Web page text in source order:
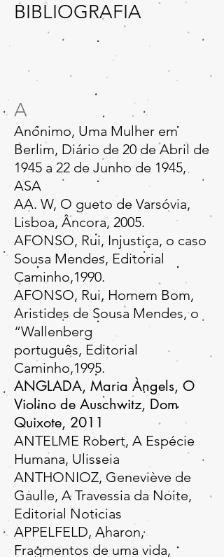
BIBLIOGRAFIA
A
Anónimo, Uma Mulher em
Berlim, Diário de 20 de Abril de
1945 a 22 de Junho de 1945,
ASA
AA. W, O gueto de Varsóvia,
Lisboa, Âncora, 2005.
AFONSO, Rui, Injustiça, o caso
Sousa Mendes, Editorial
Caminho,1990.
AFONSO, Rui, Homem Bom,
Aristides de Sousa Mendes, o
“Wallenberg
português, Editorial
Caminho,1995.
ANGLADA, Maria Àngels, O
Violino de Auschwitz, Dom
Quixote, 2011
ANTELME Robert, A Espécie
Humana, Ulisseia
ANTHONIOZ, Geneviève de
Gaulle, A Travessia da Noite,
Editorial Noticias
APPELFELD, Aharon,
Fragmentos de uma vida,